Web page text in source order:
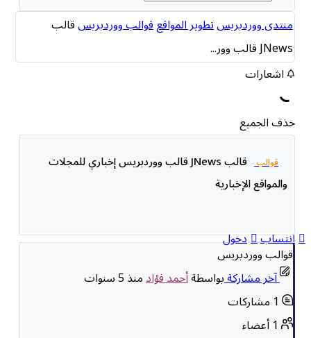
انتساب دخول
منتدى ووردبريستطوير المواقعقوالب ووردبريسقالب
JNews قالب وور...
اشعارات
حذف الجميع
قوالب
قالب JNews قالب ووردبريس إخباري للمجلات
والمواقع الإخبارية
قوالب ووردبريس
آخر مشاركةبواسطةأحمد فؤادمنذ 5 سنوات
1 مشاركات
1 أعضاء